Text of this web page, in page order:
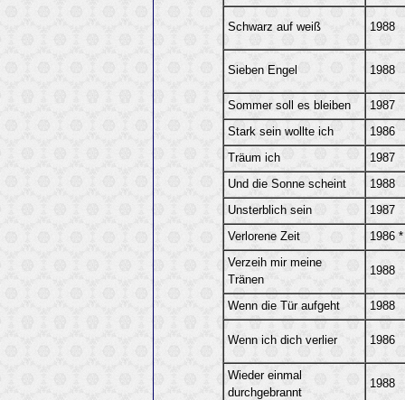
Schwarz auf weiß 1988
Sieben Engel 1988
Sommer soll es bleiben 1987
Stark sein wollte ich 1986
Träum ich 1987
Und die Sonne scheint 1988
Unsterblich sein 1987
Verlorene Zeit 1986 *
Verzeih mir meine
Tränen
1988
Wenn die Tür aufgeht 1988
Wenn ich dich verlier 1986
Wieder einmal
durchgebrannt
1988